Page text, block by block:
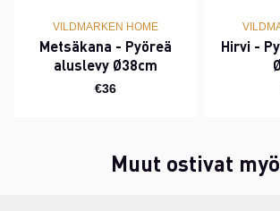
VILDMARKEN HOME
Metsäkana - Pyöreä
aluslevy Ø38cm
€36
Hirvi -
Muut ostivat